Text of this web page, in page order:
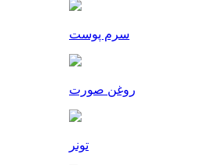
سرم پوست
روغن صورت
تونر